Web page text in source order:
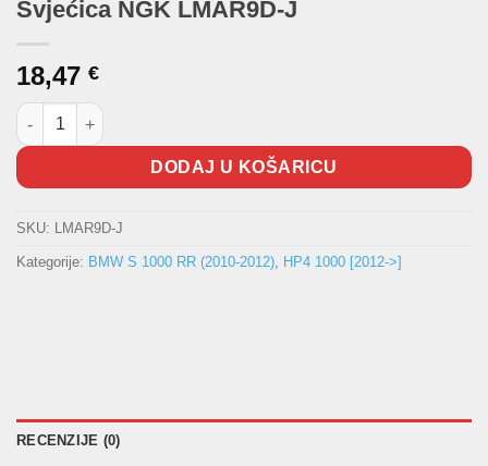
Svjećica NGK LMAR9D-J
18,47 €
Svjećica NGK LMAR9D-J količina
DODAJ U KOŠARICU
SKU: LMAR9D-J
Kategorije: BMW S 1000 RR (2010-2012), HP4 1000 [2012->]
RECENZIJE (0)